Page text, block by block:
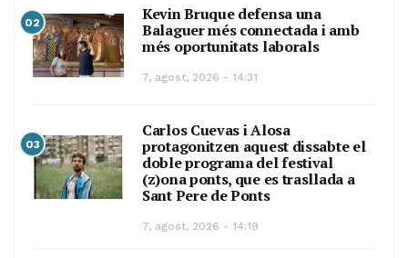
02
Kevin Bruque defensa una
Balaguer més connectada i amb
més oportunitats laborals
7, agost, 2026 - 14:31
03
Carlos Cuevas i Alosa
protagonitzen aquest dissabte el
doble programa del festival
(z)ona ponts, que es trasllada a
Sant Pere de Ponts
7, agost, 2026 - 14:19